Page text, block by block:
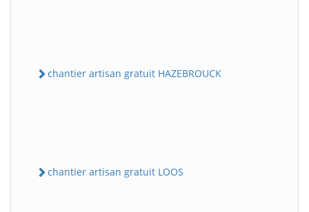
chantier artisan gratuit HAZEBROUCK
chantier artisan gratuit LOOS